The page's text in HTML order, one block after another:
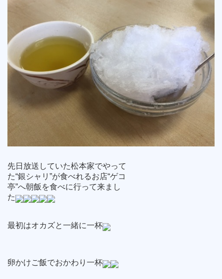
先日放送していた松本家でやって
た“銀シャリ”が食べれるお店“ゲコ
亭”へ朝飯を食べに行って来まし
た
最初はオカズと一緒に一杯
卵かけご飯でおかわり一杯